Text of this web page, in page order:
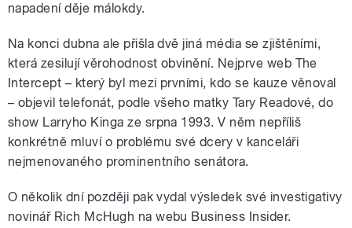
napadení děje málokdy.
Na konci dubna ale přišla dvě jiná média se zjištěními,
která zesilují věrohodnost obvinění. Nejprve web The
Intercept – který byl mezi prvními, kdo se kauze věnoval
– objevil telefonát, podle všeho matky Tary Readové, do
show Larryho Kinga ze srpna 1993. V něm nepříliš
konkrétně mluví o problému své dcery v kanceláři
nejmenovaného prominentního senátora.
O několik dní později pak vydal výsledek své investigativy
novinář Rich McHugh na webu Business Insider.